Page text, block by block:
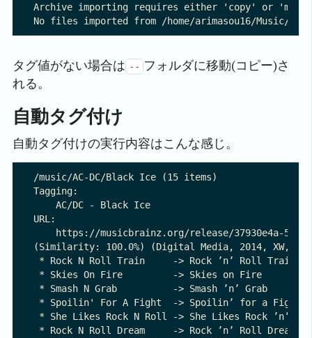
Archive importing requires either 'copy' or
タグ値がない場合は -- フォルダに移動(コピー)さ
れる。
自動タグ付け
自動タグ付けの実行内容はこんな感じ。
/music/AC-DC/Black Ice (15 items)
Tagging:
    AC/DC - Black Ice
URL:
https://musicbrainz.org/release/37930e4a-
(Similarity: 100.0%) (Digital Media, 2014, XW,
* Rock N Roll Train     -> Rock ’n’ Roll Train
* Skies On Fire         -> Skies on Fire
* Smash N Grab          -> Smash ’n’ Grab
* Spoilin' For A Fight  -> Spoilin’ for a Fight
* She Likes Rock N Roll -> She Likes Rock ’n’
* Rock N Roll Dream     -> Rock ’n’ Roll Dream